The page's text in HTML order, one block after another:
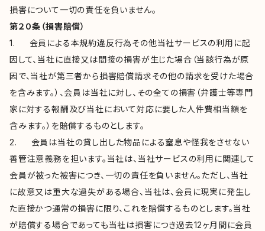
損害について一切の責任を負いません。
第２０条（損害賠償）
1. 会員による本規約違反行為その他当社サービスの利用に起
因して、当社に直接又は間接の損害が生じた場合（当該行為が原
因で、当社が第三者から損害賠償請求その他の請求を受けた場合
を含みます。）、会員は当社に対し、その全ての損害（弁護士等専門
家に対する報酬及び当社において対応に要した人件費相当額を
含みます。）を賠償するものとします。
2. 会員は当社の貸し出した物品による窒息や怪我をさせない
善管注意義務を担います。当社は、当社サービスの利用に関連して
会員が被った被害につき、一切の責任を負いません。ただし、当社
に故意又は重大な過失がある場合、当社は、会員に現実に発生し
た直接かつ通常の損害に限り、これを賠償するものとします。当社
が賠償する場合であっても当社は損害につき過去12ヶ月間に会員